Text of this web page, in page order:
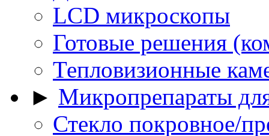
LCD микроскопы
Готовые решения
Тепловизионные
► Микропрепараты
Стекло покровное/